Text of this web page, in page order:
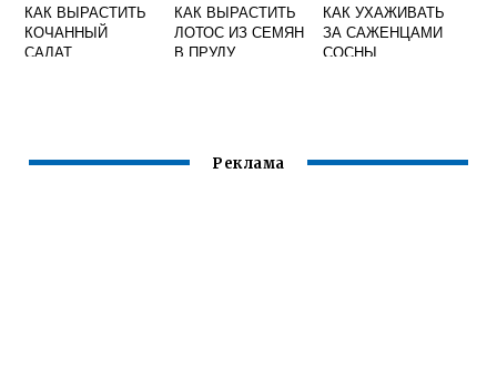
КАК ВЫРАСТИТЬ
КОЧАННЫЙ
САЛАТ
КАК ВЫРАСТИТЬ
ЛОТОС ИЗ СЕМЯН
В ПРУДУ
КАК УХАЖИВАТЬ
ЗА САЖЕНЦАМИ
СОСНЫ
Реклама